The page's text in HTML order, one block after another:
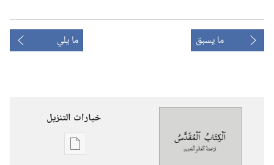
ما يسبق ما يلي
خيارات التنزيل
خيارات